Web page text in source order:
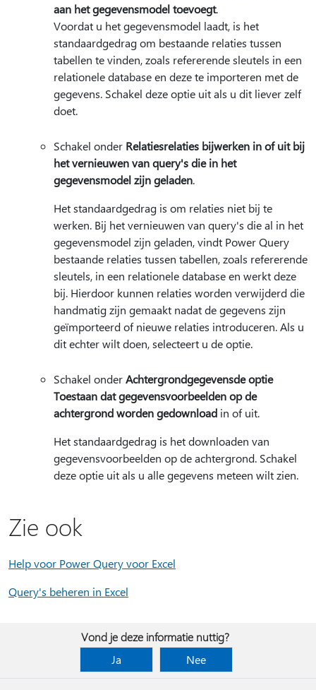
aan het gegevensmodel toevoegt.
Voordat u het gegevensmodel laadt, is het
standaardgedrag om bestaande relaties tussen
tabellen te vinden, zoals refererende sleutels in een
relationele database en deze te importeren met de
gegevens. Schakel deze optie uit als u dit liever zelf
doet.
Schakel onder Relatiesrelaties bijwerken in of uit bij
het vernieuwen van query's die in het
gegevensmodel zijn geladen.
Het standaardgedrag is om relaties niet bij te
werken. Bij het vernieuwen van query's die al in het
gegevensmodel zijn geladen, vindt Power Query
bestaande relaties tussen tabellen, zoals refererende
sleutels, in een relationele database en werkt deze
bij. Hierdoor kunnen relaties worden verwijderd die
handmatig zijn gemaakt nadat de gegevens zijn
geïmporteerd of nieuwe relaties introduceren. Als u
dit echter wilt doen, selecteert u de optie.
Schakel onderAchtergrondgegevensde optie
Toestaan dat gegevensvoorbeelden op de
achtergrond worden gedownload in of uit.
Het standaardgedrag is het downloaden van
gegevensvoorbeelden op de achtergrond. Schakel
deze optie uit als u alle gegevens meteen wilt zien.
Zie ook
Help voor Power Query voor Excel
Query's beheren in Excel
Vond je deze informatie nuttig?
Ja
Nee